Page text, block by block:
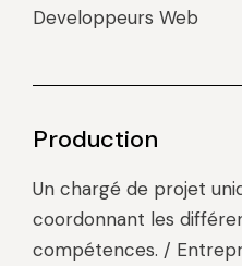
Developpeurs Web
Production
Un chargé de projet
coordonnant les
compétences. /